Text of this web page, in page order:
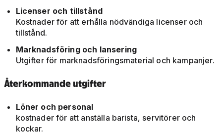
Licenser och tillstånd
Kostnader för att erhålla nödvändiga licenser och
tillstånd.
Marknadsföring och lansering
Utgifter för marknadsföringsmaterial och kampanjer.
Återkommande utgifter
Löner och personal
kostnader för att anställa barista, servitörer och
kockar.